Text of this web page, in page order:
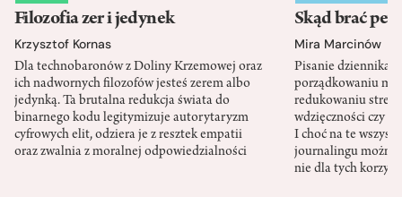
Filozofia zer i jedynek
Krzysztof Kornas
Dla technobaronów z Doliny Krzemowej oraz
ich nadwornych filozofów jesteś zerem albo
jedynką. Ta brutalna redukcja świata do
binarnego kodu legitymizuje autorytaryzm
cyfrowych elit, odziera je z resztek empatii
oraz zwalnia z moralnej odpowiedzialności
Skąd brać
Mira Marcinów
Pisanie dziennika
porządkowaniu
redukowaniu
wdzięczności czy
I choć na te
journalingu można
nie dla tych